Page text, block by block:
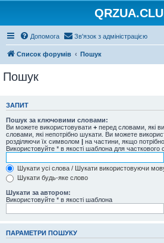
Допомога Зв'язок з адміністрацією
Список форумів Пошук
Пошук
ЗАПИТ
Пошук за ключовими словами:
Ви можете використовувати + перед словами, які
словами, які непотрібно шукати. Ви можете
розділяючи їх символом | на частини, якщо
Використовуйте * в якості шаблона для часткового
Шукати усі слова / Шукати використовуючи
Шукати будь-яке слово
Шукати за автором:
Використовуйте * в якості шаблона
ПАРАМЕТРИ ПОШУКУ